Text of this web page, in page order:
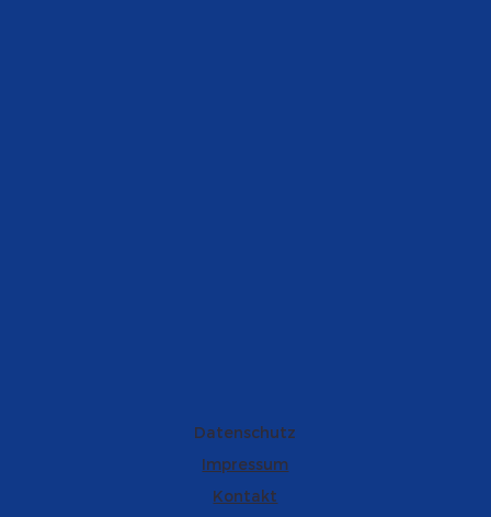
Datenschutz
Impressum
Kontakt